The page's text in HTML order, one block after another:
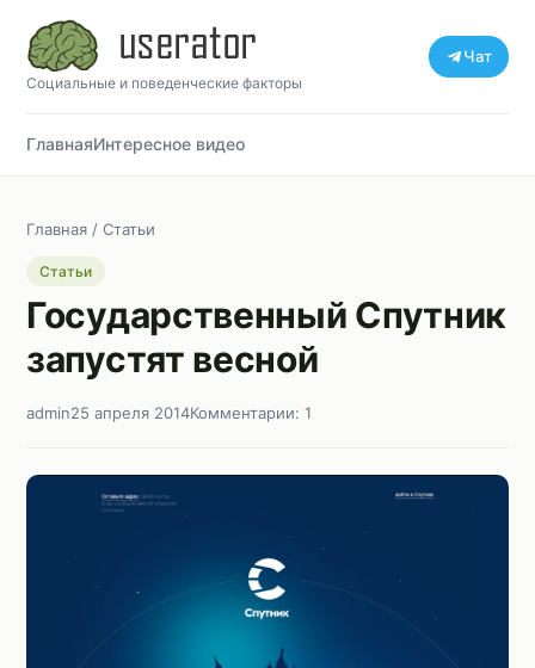
Социальные и поведенческие факторы
Чат
ГлавнаяИнтересное видео
Главная / Статьи
Статьи
Государственный Спутник
запустят весной
admin25 апреля 2014Комментарии: 1